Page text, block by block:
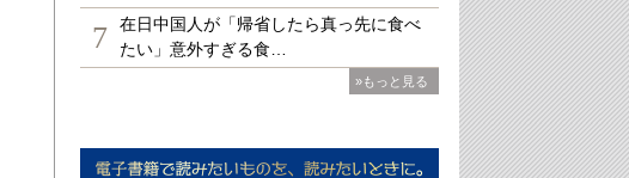
7
在日中国人が「帰省したら真っ先に食べ
たい」意外すぎる食…
»もっと見る